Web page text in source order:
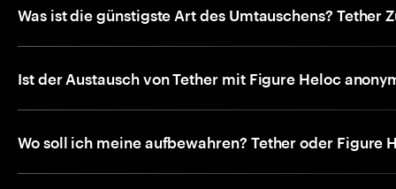
Was ist die günstigste Art des Umtauschens? Tether
Ist der Austausch von Tether mit Figure Heloc
Wo soll ich meine aufbewahren? Tether oder Figure